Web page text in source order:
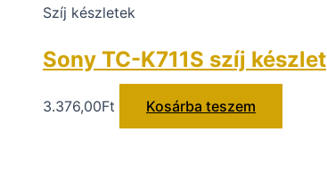
Szíj készletek
Sony TC-K711S szíj készlet
3.376,00Ft Kosárba teszem